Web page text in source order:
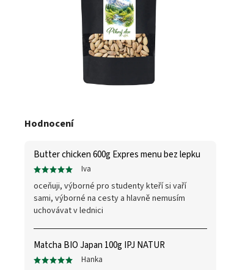
Hodnocení
Butter chicken 600g Expres menu bez lepku
Iva
oceňuji, výborné pro studenty kteří si vaří
sami, výborné na cesty a hlavně nemusím
uchovávat v lednici
Matcha BIO Japan 100g IPJ NATUR
Hanka